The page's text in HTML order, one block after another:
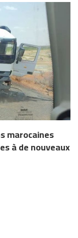
marocaines
à de nouveaux